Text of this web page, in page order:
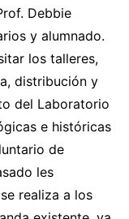
Debbie
y alumnado.
los talleres,
distribución y
del Laboratorio
e históricas
de
les
realiza a los